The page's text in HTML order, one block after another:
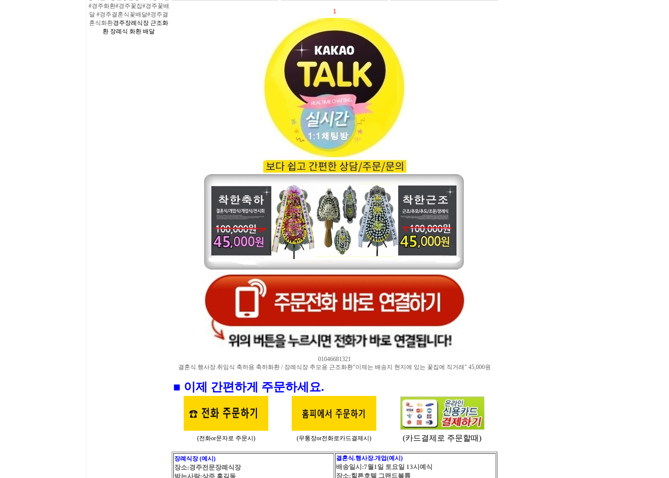
#경주화환#경주꽃집#경주꽃배
달 #경주결혼식꽃배달#경주결
혼식화환경주장례식장 근조화
환 장례식 화환 배달
1
01046681321
결혼식.행사장.취임식 축하용 축하화환 / 장례식장 추모용 근조화환​"이제는 배송지 현지에 있는 꽃집에 직거래" 45,000원
■ 이제 간편하게 주문하세요.
(전화or문자로 주문시) (무통장or전화로카드결제시) (카드결제로 주문할때)
장례식장 (예시)
장소:경주전문장례식장
받는사람:상주 홍길동
결혼식.행사장.개업(예시)
배송일시:7월1일 토요일 13시예식
장소:힐튼호텔 그랜드볼륨